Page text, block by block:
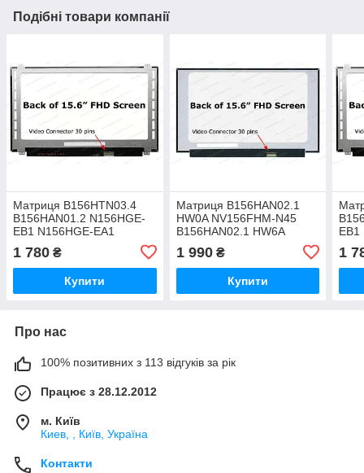
Подібні товари компанії
Матриця B156HTN03.4
B156HAN01.2 N156HGE-
EB1 N156HGE-EA1
B156HTN03.4 N156HGE-
EBB B156HTN03.4
B156HTN03.5
1 780 ₴
Купити
Матриця B156HAN02.1
HW0A NV156FHM-N45
B156HAN02.1 HW6A
LM156LF9L01 NV156FHM-
N3D N156HCE-GN1
1 990₴
Купити
EB1
1
Про нас
100% позитивних з 113 відгуків за рік
Працює з 28.12.2012
м. Київ
Киев, , Київ, Україна
Контакти